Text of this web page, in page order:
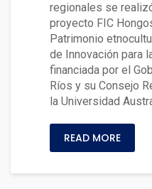
regionales se
proyecto FIC
Patrimonio
de Innovación para
financiada por el
Ríos y su Consejo
la Universidad
READ MORE